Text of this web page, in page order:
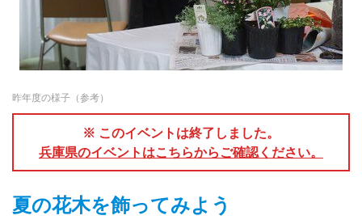
昨年度の様子（参考）
※ このイベントは終了しました。
兵庫県のイベントはこちらからご確認ください。
夏の花木を飾ってみよう